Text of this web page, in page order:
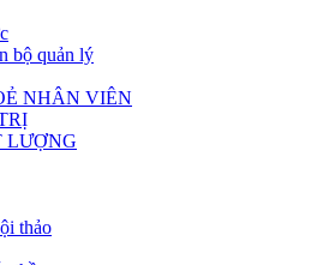
bộ quản lý
NHÂN VIÊN
LƯỢNG
thảo